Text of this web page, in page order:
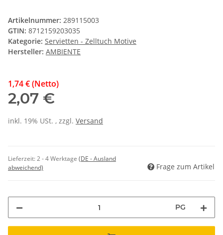
Artikelnummer: 289115003
GTIN: 8712159203035
Kategorie: Servietten - Zelltuch Motive
Hersteller: AMBIENTE
1,74 € (Netto)
2,07 €
inkl. 19% USt. , zzgl. Versand
Lieferzeit:2 - 4 Werktage (DE - Ausland
abweichend)
Frage zum Artikel
PG